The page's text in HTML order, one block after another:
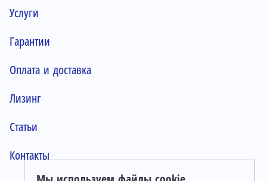
Услуги
Гарантии
Оплата и доставка
Лизинг
Статьи
Контакты